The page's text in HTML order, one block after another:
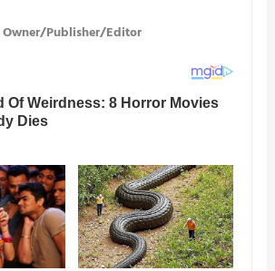
Owner/Publisher/Editor